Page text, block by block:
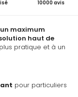
un maximum
haut de
pratique et à un
pour particuliers
10000 avis